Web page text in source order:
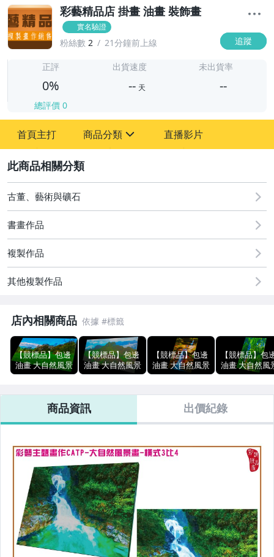
彩藝精品店 掛畫 油畫 裝飾畫
實名驗證
粉絲數 2 21分鐘前上線 追蹤
正評
0%
總評價 0
出貨速度
-- 天
未出貨率
--
首頁主打 商品分類
圖書/影音/文具
原創設計良品
居家、家具與園藝
直播影片
古董、藝術與礦石
書畫作品
複製作品
其他複製作品
店內相關商品
【競標品】包邊
油畫 大自然風景
畫精選 橫式1比
93x46cm 印刷
複製畫 台灣製全
新品 居家布景推
薦 室內裝潢裝飾
掛畫
【競標品】包邊
油畫 大自然風景
畫 橫式1比2
45x93cm 印刷
複製畫 台灣製全
新品 藝術擺設裝
飾 家庭布置掛畫
選
【競標品】包邊
油畫 大自然風景
畫精選 直式3比
93x68cm 印刷
複製畫 台灣製全
新品 居家生活空
間裝飾畫 山水壁
術品
【競標品】包
油畫 大自然風
畫精選 直式3比
93x68cm 印刷
複製畫 台灣製
新品 高級藝術
室內美感壁掛
薦
商品資訊 出價紀錄